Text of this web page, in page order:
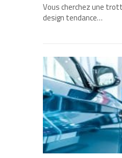
Vous cherchez une
design tendance…